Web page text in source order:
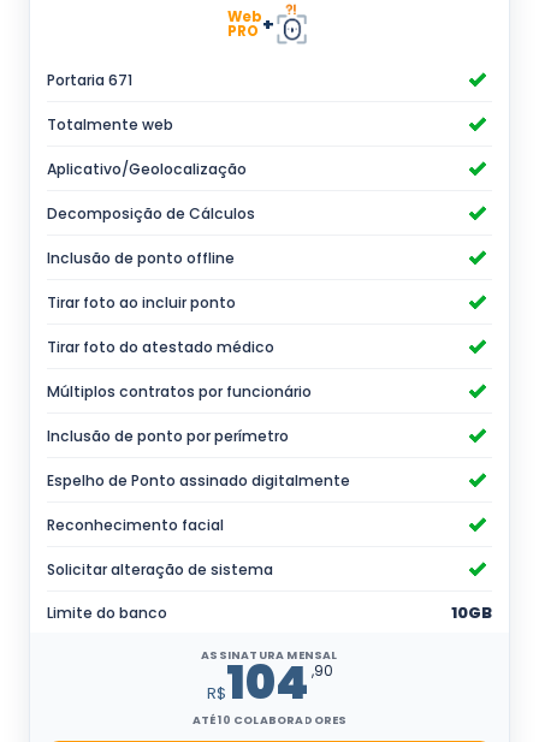
Web
PRO +
Portaria 671
Totalmente web
Aplicativo/Geolocalização
Decomposição de Cálculos
Inclusão de ponto offline
Tirar foto ao incluir ponto
Tirar foto do atestado médico
Múltiplos contratos por funcionário
Inclusão de ponto por perímetro
Espelho de Ponto assinado digitalmente
Reconhecimento facial
Solicitar alteração de sistema
Limite do banco 10GB
ASSINATURA MENSAL
R$104 ,90
ATÉ 10 COLABORADORES